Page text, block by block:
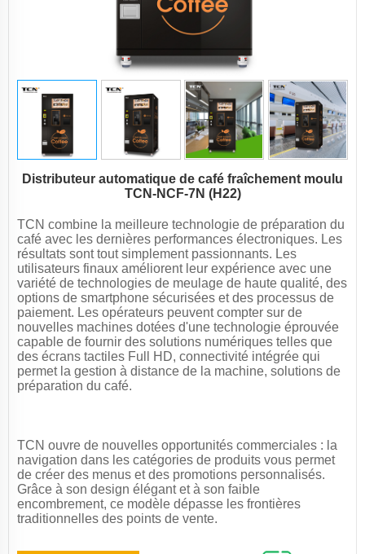
Distributeur automatique de café fraîchement moulu
TCN-NCF-7N (H22)
TCN combine la meilleure technologie de préparation du
café avec les dernières performances électroniques. Les
résultats sont tout simplement passionnants. Les
utilisateurs finaux améliorent leur expérience avec une
variété de technologies de meulage de haute qualité, des
options de smartphone sécurisées et des processus de
paiement. Les opérateurs peuvent compter sur de
nouvelles machines dotées d'une technologie éprouvée
capable de fournir des solutions numériques telles que
des écrans tactiles Full HD, connectivité intégrée qui
permet la gestion à distance de la machine, solutions de
préparation du café.
TCN ouvre de nouvelles opportunités commerciales : la
navigation dans les catégories de produits vous permet
de créer des menus et des promotions personnalisés.
Grâce à son design élégant et à son faible
encombrement, ce modèle dépasse les frontières
traditionnelles des points de vente.